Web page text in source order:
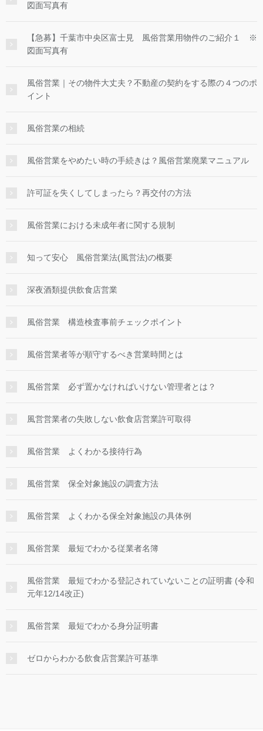
図面写真有
【急募】千葉市中央区富士見 風俗営業用物件のご紹介１ ※
図面写真有
風俗営業｜その物件大丈夫？不動産の契約をする際の４つのポ
イント
風俗営業の相続
風俗営業をやめたい時の手続きは？風俗営業廃業マニュアル
許可証を失くしてしまったら？再交付の方法
風俗営業における未成年者に関する規制
知って安心 風俗営業法(風営法)の概要
深夜酒類提供飲食店営業
風俗営業 構造検査事前チェックポイント
風俗営業者等が順守するべき営業時間とは
風俗営業 必ず置かなければいけない管理者とは？
風営営業者の失敗しない飲食店営業許可取得
風俗営業 よくわかる接待行為
風俗営業 保全対象施設の調査方法
風俗営業 よくわかる保全対象施設の具体例
風俗営業 最短でわかる従業者名簿
風俗営業 最短でわかる登記されていないことの証明書 (令和
元年12/14改正)
風俗営業 最短でわかる身分証明書
ゼロからわかる飲食店営業許可基準